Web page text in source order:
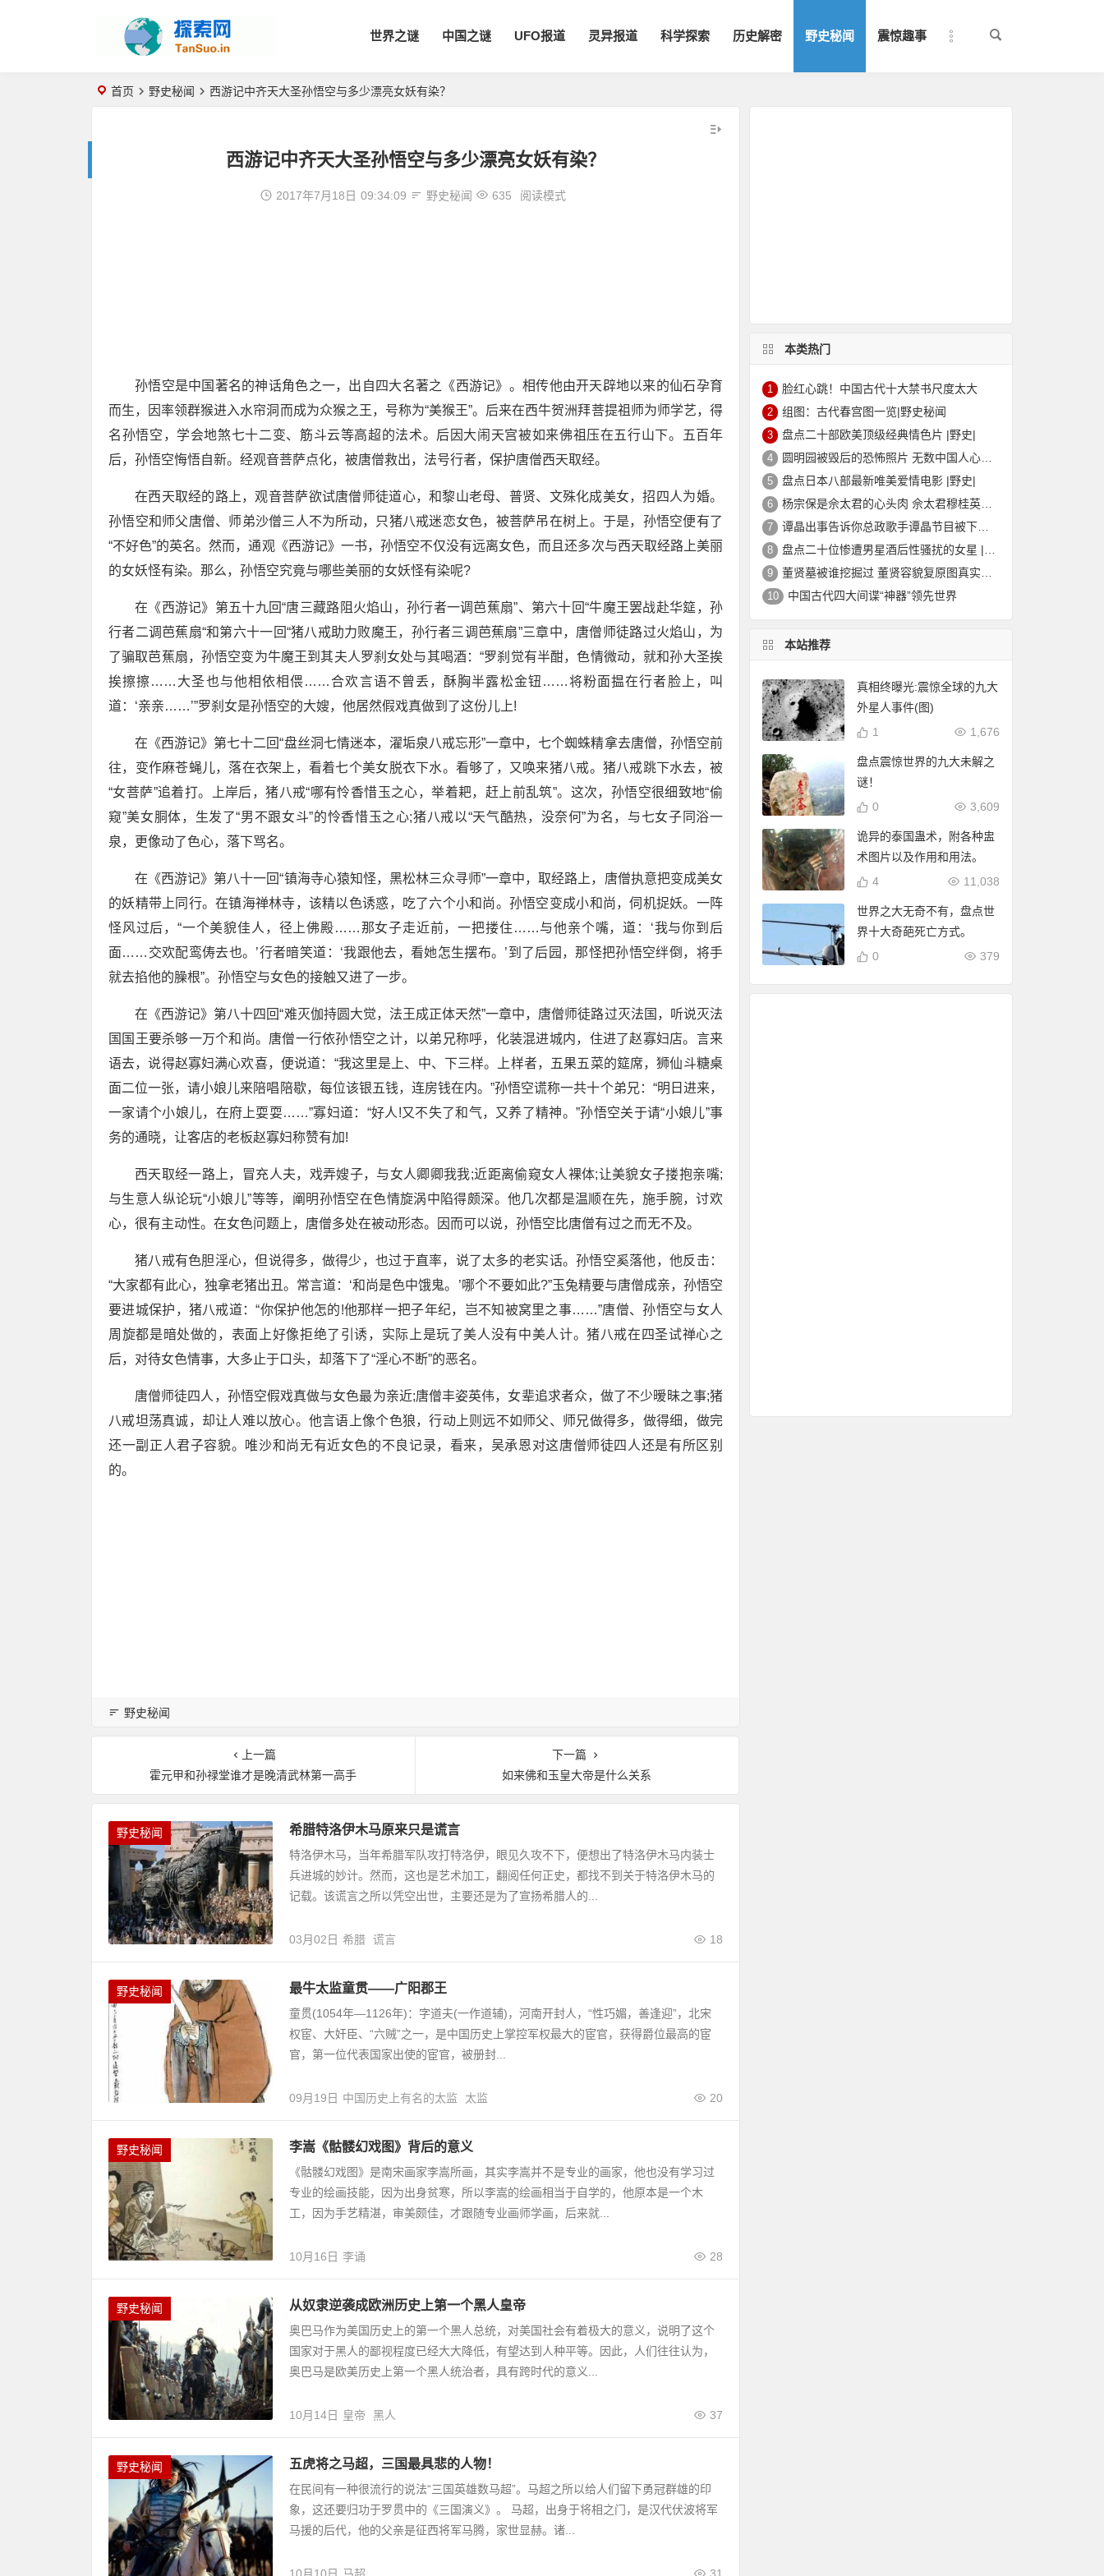
世界之谜 中国之谜 UFO报道 灵异报道 科学探索 历史解密 野史秘闻 震惊趣事
首页 野史秘闻 西游记中齐天大圣孙悟空与多少漂亮女妖有染？
西游记中齐天大圣孙悟空与多少漂亮女妖有染？
2017年7月18日 09:34:09 野史秘闻 635 阅读模式
孙悟空是中国著名的神话角色之一，出自四大名著之《西游记》。相传他由开天辟地以来的仙石孕育
而生，因率领群猴进入水帘洞而成为众猴之王，号称为“美猴王”。后来在西牛贺洲拜菩提祖师为师学艺，得
名孙悟空，学会地煞七十二变、筋斗云等高超的法术。后因大闹天宫被如来佛祖压在五行山下。五百年
后，孙悟空悔悟自新。经观音菩萨点化，被唐僧救出，法号行者，保护唐僧西天取经。
在西天取经的路上，观音菩萨欲试唐僧师徒道心，和黎山老母、普贤、文殊化成美女，招四人为婚。
孙悟空和师父唐僧、师弟沙僧三人不为所动，只猪八戒迷恋女色，被菩萨吊在树上。于是，孙悟空便有了
“不好色”的英名。然而，通观《西游记》一书，孙悟空不仅没有远离女色，而且还多次与西天取经路上美丽
的女妖怪有染。那么，孙悟空究竟与哪些美丽的女妖怪有染呢?
在《西游记》第五十九回“唐三藏路阻火焰山，孙行者一调芭蕉扇”、第六十回“牛魔王罢战赴华筵，孙
行者二调芭蕉扇“和第六十一回“猪八戒助力败魔王，孙行者三调芭蕉扇”三章中，唐僧师徒路过火焰山，为
了骗取芭蕉扇，孙悟空变为牛魔王到其夫人罗刹女处与其喝酒：“罗刹觉有半酣，色情微动，就和孙大圣挨
挨擦擦……大圣也与他相依相偎……合欢言语不曾丢，酥胸半露松金钮……将粉面揾在行者脸上，叫
道：‘亲亲……’”罗刹女是孙悟空的大嫂，他居然假戏真做到了这份儿上!
在《西游记》第七十二回“盘丝洞七情迷本，濯垢泉八戒忘形”一章中，七个蜘蛛精拿去唐僧，孙悟空前
往，变作麻苍蝇儿，落在衣架上，看着七个美女脱衣下水。看够了，又唤来猪八戒。猪八戒跳下水去，被
“女菩萨”追着打。上岸后，猪八戒“哪有怜香惜玉之心，举着耙，赶上前乱筑”。这次，孙悟空很细致地“偷
窥”美女胴体，生发了“男不跟女斗”的怜香惜玉之心;猪八戒以“天气酷热，没奈何”为名，与七女子同浴一
泉，更像动了色心，落下骂名。
在《西游记》第八十一回“镇海寺心猿知怪，黑松林三众寻师”一章中，取经路上，唐僧执意把变成美女
的妖精带上同行。在镇海禅林寺，该精以色诱惑，吃了六个小和尚。孙悟空变成小和尚，伺机捉妖。一阵
怪风过后，“一个美貌佳人，径上佛殿……那女子走近前，一把搂住……与他亲个嘴，道：‘我与你到后
面……交欢配鸾俦去也。’行者暗笑道：‘我跟他去，看她怎生摆布。’到了后园，那怪把孙悟空绊倒，将手
就去掐他的臊根”。孙悟空与女色的接触又进了一步。
在《西游记》第八十四回“难灭伽持圆大觉，法王成正体天然”一章中，唐僧师徒路过灭法国，听说灭法
国国王要杀够一万个和尚。唐僧一行依孙悟空之计，以弟兄称呼，化装混进城内，住进了赵寡妇店。言来
语去，说得赵寡妇满心欢喜，便说道：“我这里是上、中、下三样。上样者，五果五菜的筵席，狮仙斗糖桌
面二位一张，请小娘儿来陪唱陪歇，每位该银五钱，连房钱在内。”孙悟空谎称一共十个弟兄：“明日进来，
一家请个小娘儿，在府上耍耍……”寡妇道：“好人!又不失了和气，又养了精神。”孙悟空关于请“小娘儿”事
务的通晓，让客店的老板赵寡妇称赞有加!
西天取经一路上，冒充人夫，戏弄嫂子，与女人卿卿我我;近距离偷窥女人裸体;让美貌女子搂抱亲嘴;
与生意人纵论玩“小娘儿”等等，阐明孙悟空在色情旋涡中陷得颇深。他几次都是温顺在先，施手腕，讨欢
心，很有主动性。在女色问题上，唐僧多处在被动形态。因而可以说，孙悟空比唐僧有过之而无不及。
猪八戒有色胆淫心，但说得多，做得少，也过于直率，说了太多的老实话。孙悟空奚落他，他反击：
“大家都有此心，独拿老猪出丑。常言道：‘和尚是色中饿鬼。’哪个不要如此?”玉兔精要与唐僧成亲，孙悟空
要进城保护，猪八戒道：“你保护他怎的!他那样一把子年纪，岂不知被窝里之事……”唐僧、孙悟空与女人
周旋都是暗处做的，表面上好像拒绝了引诱，实际上是玩了美人没有中美人计。猪八戒在四圣试禅心之
后，对待女色情事，大多止于口头，却落下了“淫心不断”的恶名。
唐僧师徒四人，孙悟空假戏真做与女色最为亲近;唐僧丰姿英伟，女辈追求者众，做了不少暧昧之事;猪
八戒坦荡真诚，却让人难以放心。他言语上像个色狼，行动上则远不如师父、师兄做得多，做得细，做完
还一副正人君子容貌。唯沙和尚无有近女色的不良记录，看来，吴承恩对这唐僧师徒四人还是有所区别
的。
野史秘闻
上一篇
霍元甲和孙禄堂谁才是晚清武林第一高手
下一篇
如来佛和玉皇大帝是什么关系
野史秘闻 希腊特洛伊木马原来只是谎言
特洛伊木马，当年希腊军队攻打特洛伊，眼见久攻不下，便想出了特洛伊木马内装士
兵进城的妙计。然而，这也是艺术加工，翻阅任何正史，都找不到关于特洛伊木马的
记载。该谎言之所以凭空出世，主要还是为了宣扬希腊人的...
03月02日 18
希腊 谎言
野史秘闻 最牛太监童贯——广阳郡王
童贯(1054年—1126年)：字道夫(一作道辅)，河南开封人，“性巧媚，善逢迎”，北宋
权宦、大奸臣、“六贼”之一，是中国历史上掌控军权最大的宦官，获得爵位最高的宦
官，第一位代表国家出使的宦官，被册封...
09月19日 20
中国历史上有名的太监 太监
野史秘闻 李嵩《骷髅幻戏图》背后的意义
《骷髅幻戏图》是南宋画家李嵩所画，其实李嵩并不是专业的画家，他也没有学习过
专业的绘画技能，因为出身贫寒，所以李嵩的绘画相当于自学的，他原本是一个木
工，因为手艺精湛，审美颇佳，才跟随专业画师学画，后来就...
10月16日 28
李诵
野史秘闻 从奴隶逆袭成欧洲历史上第一个黑人皇帝
奥巴马作为美国历史上的第一个黑人总统，对美国社会有着极大的意义，说明了这个
国家对于黑人的鄙视程度已经大大降低，有望达到人种平等。因此，人们往往认为，
奥巴马是欧美历史上第一个黑人统治者，具有跨时代的意义...
10月14日 37
皇帝 黑人
野史秘闻 五虎将之马超，三国最具悲的人物！
在民间有一种很流行的说法“三国英雄数马超”。马超之所以给人们留下勇冠群雄的印
象，这还要归功于罗贯中的《三国演义》。 马超，出身于将相之门，是汉代伏波将军
马援的后代，他的父亲是征西将军马腾，家世显赫。诸...
本类热门
1 脸红心跳！中国古代十大禁书尺度太大
2 组图：古代春宫图一览|野史秘闻
3 盘点二十部欧美顶级经典情色片 |野史|
4 圆明园被毁后的恐怖照片 无数中国人心中的痛
5 盘点日本八部最新唯美爱情电影 |野史|
6 杨宗保是佘太君的心头肉 佘太君穆桂英的故事|野史秘闻
7 谭晶出事告诉你总政歌手谭晶节目被下架的真相
8 盘点二十位惨遭男星酒后性骚扰的女星 |野史|
9 董贤墓被谁挖掘过 董贤容貌复原图真实外貌|野史秘闻
10 中国古代四大间谍“神器”领先世界
本站推荐
真相终曝光:震惊全球的九大
外星人事件(图)
1,676
1
盘点震惊世界的九大未解之
谜！
3,609
0
诡异的泰国蛊术，附各种盅
术图片以及作用和用法。
11,038
4
世界之大无奇不有，盘点世
界十大奇葩死亡方式。
379
0